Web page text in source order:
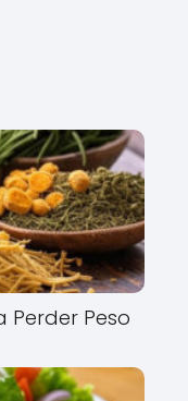
Perder Peso